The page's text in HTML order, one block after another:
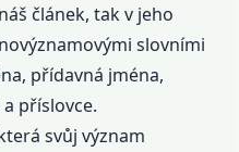
článek, tak v jeho
slovními
přídavná jména,
příslovce.
svůj význam